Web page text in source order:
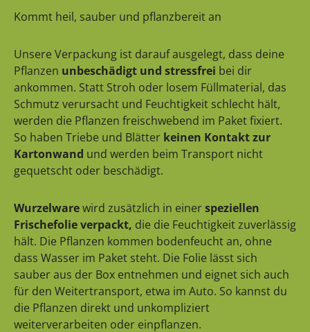
Kommt heil, sauber und pflanzbereit an
Unsere Verpackung ist darauf ausgelegt, dass deine
Pflanzen unbeschädigt und stressfrei bei dir
ankommen. Statt Stroh oder losem Füllmaterial, das
Schmutz verursacht und Feuchtigkeit schlecht hält,
werden die Pflanzen freischwebend im Paket fixiert.
So haben Triebe und Blätter keinen Kontakt zur
Kartonwand und werden beim Transport nicht
gequetscht oder beschädigt.
Wurzelwarewird zusätzlich in einerspeziellen
Frischefolie verpackt, die die Feuchtigkeit zuverlässig
hält. Die Pflanzen kommen bodenfeucht an, ohne
dass Wasser im Paket steht. Die Folie lässt sich
sauber aus der Box entnehmen und eignet sich auch
für den Weitertransport, etwa im Auto. So kannst du
die Pflanzen direkt und unkompliziert
weiterverarbeiten oder einpflanzen.